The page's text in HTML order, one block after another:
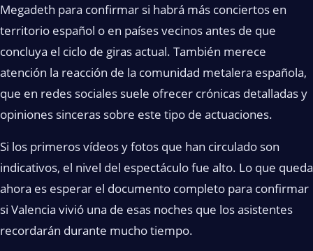
Megadeth para confirmar si habrá más conciertos en
territorio español o en países vecinos antes de que
concluya el ciclo de giras actual. También merece
atención la reacción de la comunidad metalera española,
que en redes sociales suele ofrecer crónicas detalladas y
opiniones sinceras sobre este tipo de actuaciones.
Si los primeros vídeos y fotos que han circulado son
indicativos, el nivel del espectáculo fue alto. Lo que queda
ahora es esperar el documento completo para confirmar
si Valencia vivió una de esas noches que los asistentes
recordarán durante mucho tiempo.